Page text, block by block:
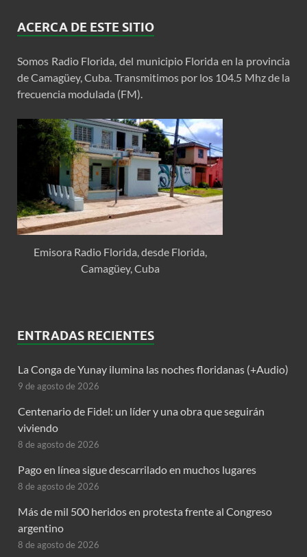
ACERCA DE ESTE SITIO
Somos Radio Florida, del municipio Florida en la provincia
de Camagüey, Cuba. Transmitimos por los 104.5 Mhz de la
frecuencia modulada (FM).
Emisora Radio Florida, desde Florida,
Camagüey, Cuba
ENTRADAS RECIENTES
La Conga de Yunay ilumina las noches floridanas (+Audio)
9 de agosto de 2026
Centenario de Fidel: un líder y una obra que seguirán
viviendo
8 de agosto de 2026
Pago en línea sigue descarrilado en muchos lugares
8 de agosto de 2026
Más de mil 500 heridos en protesta frente al Congreso
argentino
8 de agosto de 2026